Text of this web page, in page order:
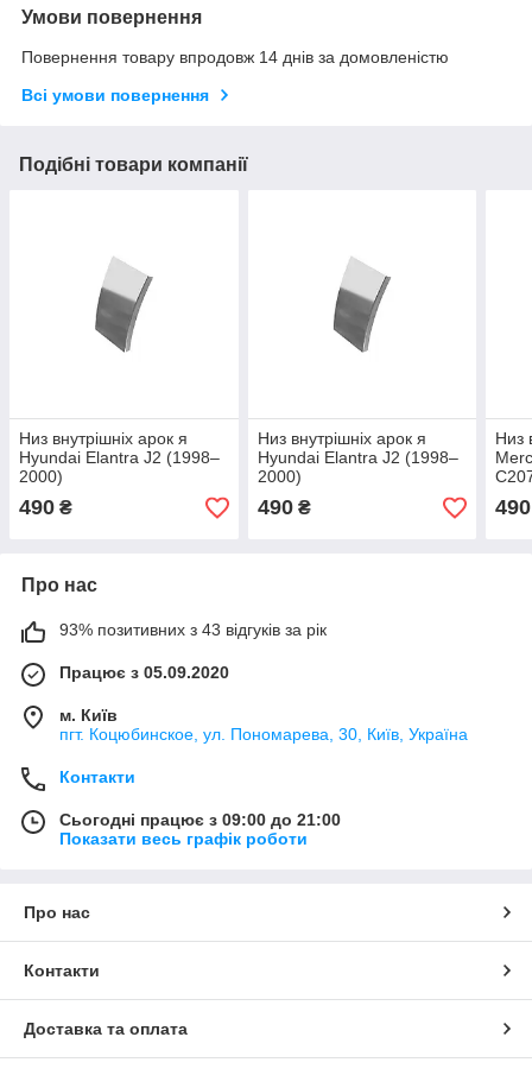
Умови повернення
Повернення товару впродовж 14 днів за домовленістю
Всі умови повернення
Подібні товари компанії
Низ внутрішніх арок я
Hyundai Elantra J2 (1998–
2000)
490 ₴
Низ внутрішніх арок я
Hyundai Elantra J2 (1998–
2000)
490₴
Низ
490
Про нас
93% позитивних з 43 відгуків за рік
Працює з 05.09.2020
м. Київ
пгт. Коцюбинское, ул. Пономарева, 30, Київ, Україна
Контакти
Сьогодні працює з 09:00 до 21:00
Показати весь графік роботи
Про нас
Контакти
Доставка та оплата